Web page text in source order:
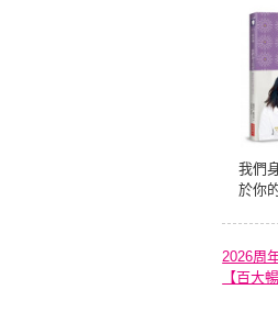
我們
於你
2026周
【百大